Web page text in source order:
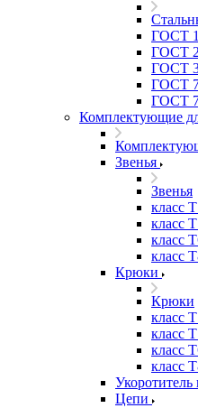
ГОСТ
ГОСТ
ГОСТ
ГОСТ
ГОСТ
Комплектующие
Звенья
Звенья
класс
класс
класс
класс
Крюки
Крюки
класс
класс
класс
класс
Укоротитель
Цепи